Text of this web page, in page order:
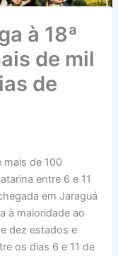
à 18ª
de mil
de
mais de 100
entre 6 e 11
em Jaraguá
à maioridade ao
dez estados e
os dias 6 e 11 de